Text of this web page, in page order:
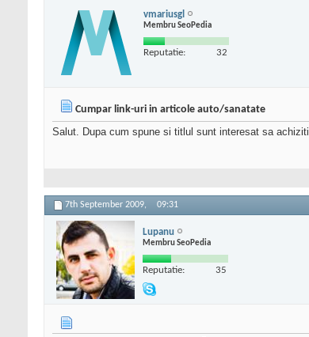
vmariusgl
Membru SeoPedia
Reputatie: 32
Cumpar link-uri in articole auto/sanatate
Salut. Dupa cum spune si titlul sunt interesat sa
7th September 2009, 09:31
Lupanu
Membru SeoPedia
Reputatie: 35